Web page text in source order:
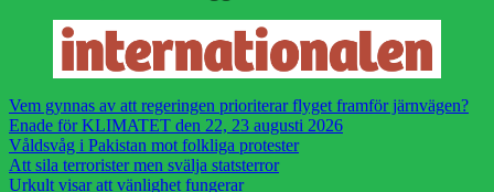
Vem gynnas av att regeringen prioriterar flyget framför järnvägen?
Enade för KLIMATET den 22, 23 augusti 2026
Våldsvåg i Pakistan mot folkliga protester
Att sila terrorister men svälja statsterror
Urkult visar att vänlighet fungerar